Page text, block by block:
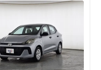
مستعملة 87,800 كم